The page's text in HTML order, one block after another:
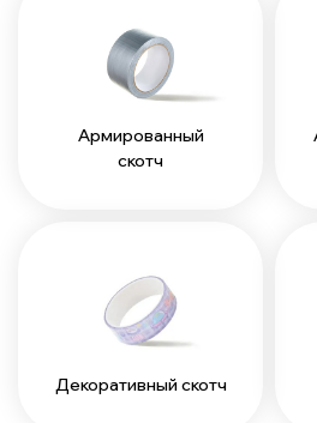
Армированный
скотч
Декоративный скотч